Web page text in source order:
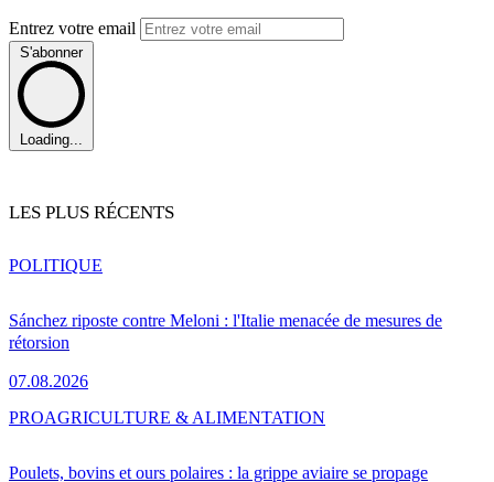
Entrez votre email
S'abonner
Loading...
LES PLUS RÉCENTS
Sánchez riposte contre Meloni : l'Italie menacée de mesures de
rétorsion
07.08.2026
POLITIQUE
Poulets, bovins et ours polaires : la grippe aviaire se propage
PROAGRICULTURE & ALIMENTATION